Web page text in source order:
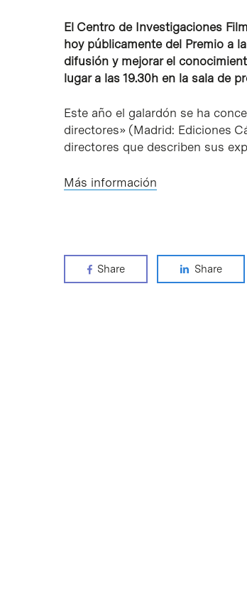
El Centro de Investigaciones
hoy públicamente del Premio a
difusión y mejorar el
lugar a las 19.30h en la sala de
Este año el galardón se ha
directores» (Madrid: Ediciones
directores que describen sus
Más información
Share Share